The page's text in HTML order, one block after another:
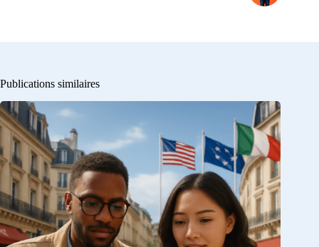
Publications similaires